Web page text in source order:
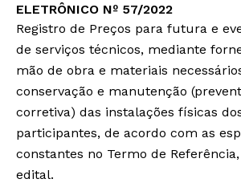
ELETRÔNICO Nº 57/2022
Registro de Preços para futura e
de serviços técnicos, mediante
mão de obra e materiais
conservação e manutenção
corretiva) das instalações físicas
participantes, de acordo com as
constantes no Termo de
edital.